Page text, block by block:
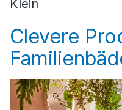
Klein
Clevere